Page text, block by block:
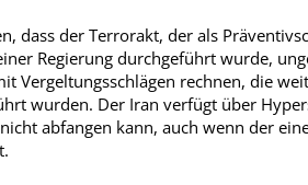
dass der Terrorakt, der als
Regierung durchgeführt wurde,
Vergeltungsschlägen rechnen, die
wurden. Der Iran verfügt über
abfangen kann, auch wenn der